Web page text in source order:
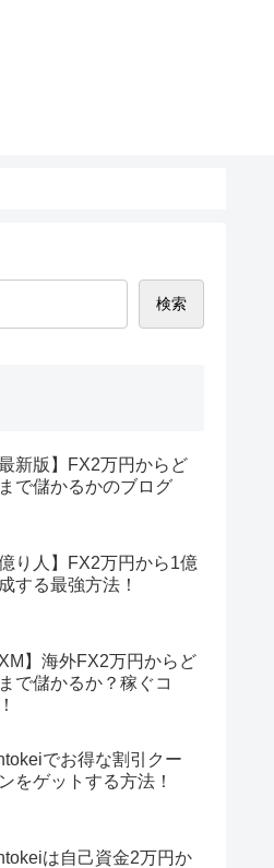
検索
最新版】FX2万円からど
で儲かるかのブログ
億り人】FX2万円から1億
する最強方法！
XM】海外FX2万円からど
で儲かるか？稼ぐコ
でお得な割引クー
をゲットする方法！
は自己資金2万円か